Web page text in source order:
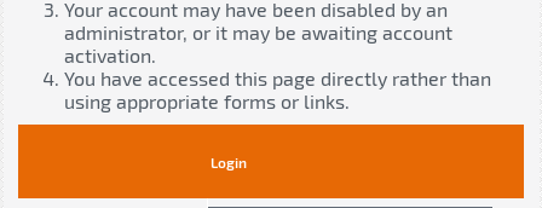
Your account may have been disabled by an
administrator, or it may be awaiting account
activation.
You have accessed this page directly rather than
using appropriate forms or links.
Login